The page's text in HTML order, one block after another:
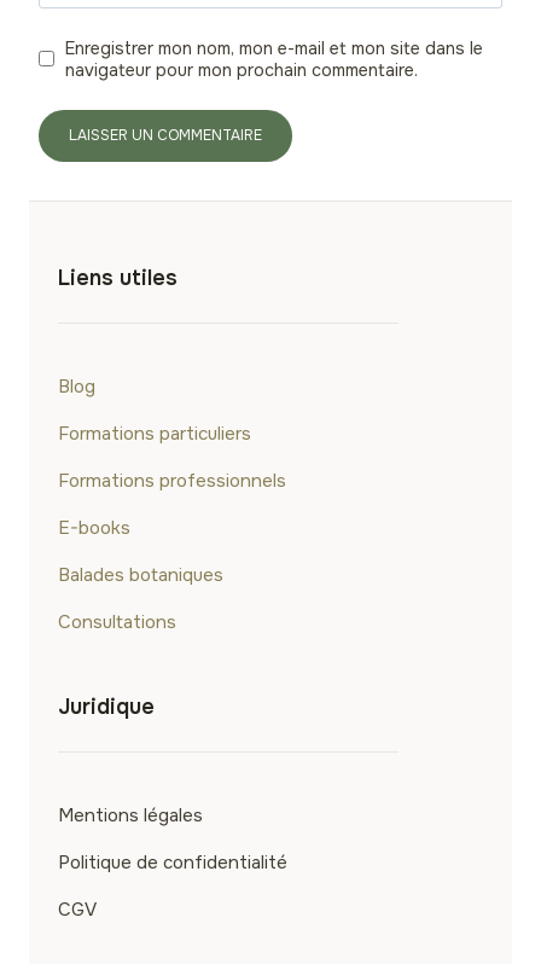
Enregistrer mon nom, mon e-mail et mon site dans le
navigateur pour mon prochain commentaire.
Liens utiles
Blog
Formations particuliers
Formations professionnels
E-books
Balades botaniques
Consultations
Juridique
Mentions légales
Politique de confidentialité
CGV